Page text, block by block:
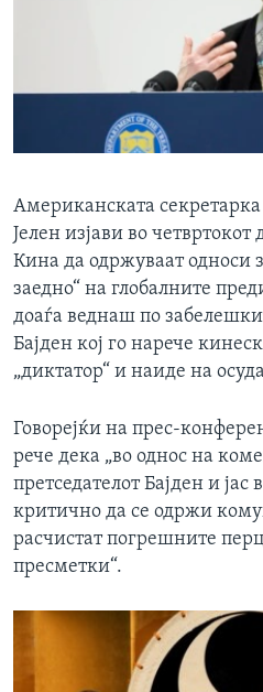
Американската
Јелен изјави во
Кина да одржуваат односи
заедно“ на глобалните
доаѓа веднаш по
Бајден кој го нарече
„диктатор“ и наиде на
Говорејќи на прес-
рече дека „во однос на
претседателот Бајден и јас
критично да се одржи
расчистат погрешните
пресметки“.